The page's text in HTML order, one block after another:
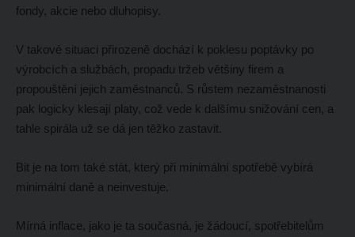
fondy, akcie nebo dluhopisy.
V takové situaci přirozeně dochází k poklesu poptávky po
výrobcích a službách, propadu tržeb většiny firem a
propouštění jejich zaměstnanců. S růstem nezaměstnanosti
pak logicky klesají platy, což vede k dalšímu snižování cen, a
tahle spirála už se dá jen těžko zastavit.
Bit je na tom také stát, který při minimální spotřebě vybírá
minimální daně a neinvestuje.
Mírná inflace, jako je ta současná, je žádoucí, spotřebitelům